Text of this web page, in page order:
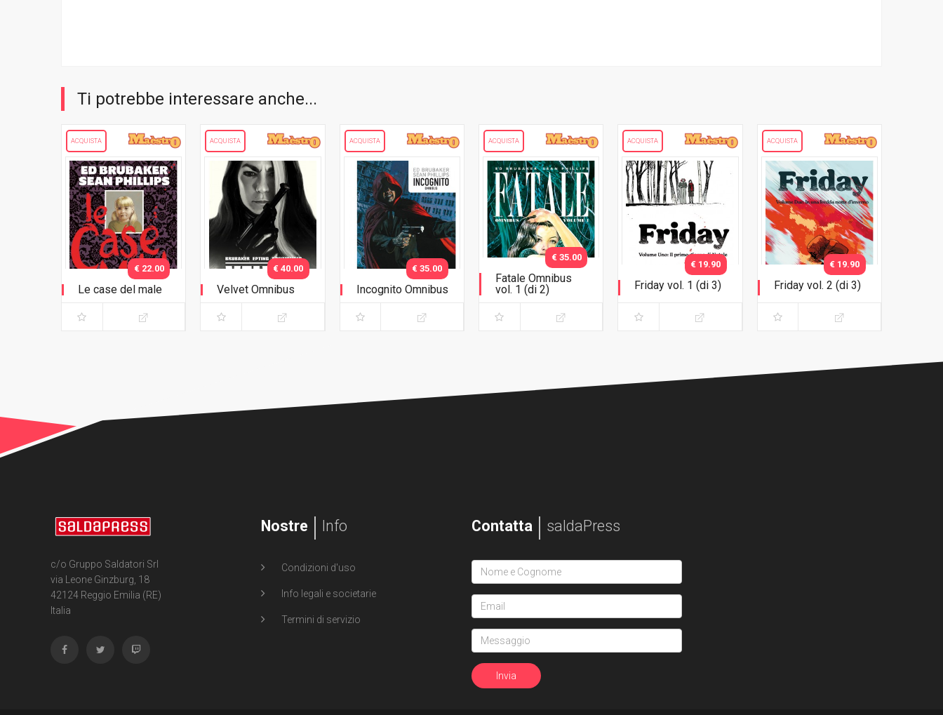
Ti potrebbe interessare anche...
ACQUISTA
Le case del male
€ 22.00
ACQUISTA
Velvet Omnibus
€ 40.00
ACQUISTA
Incognito Omnibus
€ 35.00
ACQUISTA
Fatale Omnibus
vol. 1 (di 2)
€ 35.00
ACQUISTA
Friday vol. 1 (di 3)
Natale
€ 19.90
ACQUISTA
Friday vol. 2 (di 3)
d'inverno
€ 19.90
c/o Gruppo Saldatori Srl
via Leone Ginzburg, 18
42124 Reggio Emilia (RE)
Italia
Nostre Info
Condizioni d'uso
Info legali e societarie
Termini di servizio
Contatta saldaPress